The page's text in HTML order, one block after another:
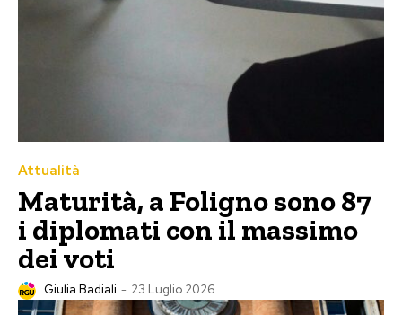
Attualità
Maturità, a Foligno sono 87
i diplomati con il massimo
dei voti
Giulia Badiali - 23 Luglio 2026